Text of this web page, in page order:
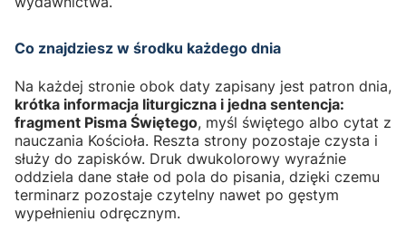
Co znajdziesz w środku każdego dnia
Na każdej stronie obok daty zapisany jest patron dnia,
krótka informacja liturgiczna i jedna sentencja:
fragment Pisma Świętego, myśl świętego albo cytat z
nauczania Kościoła. Reszta strony pozostaje czysta i
służy do zapisków. Druk dwukolorowy wyraźnie
oddziela dane stałe od pola do pisania, dzięki czemu
terminarz pozostaje czytelny nawet po gęstym
wypełnieniu odręcznym.